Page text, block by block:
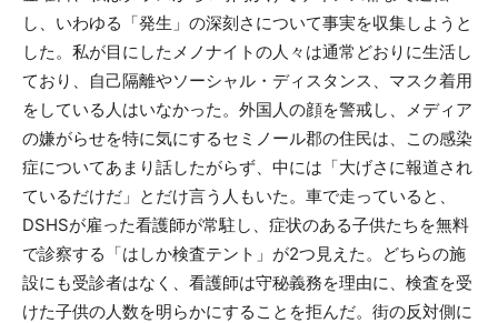
し、いわゆる「発生」の深刻さについて事実を収集しようと
した。私が目にしたメノナイトの人々は通常どおりに生活し
ており、自己隔離やソーシャル・ディスタンス、マスク着用
をしている人はいなかった。外国人の顔を警戒し、メディア
の嫌がらせを特に気にするセミノール郡の住民は、この感染
症についてあまり話したがらず、中には「大げさに報道され
ているだけだ」とだけ言う人もいた。車で走っていると、
DSHSが雇った看護師が常駐し、症状のある子供たちを無料
で診察する「はしか検査テント」が2つ見えた。どちらの施
設にも受診者はなく、看護師は守秘義務を理由に、検査を受
けた子供の人数を明らかにすることを拒んだ。街の反対側に